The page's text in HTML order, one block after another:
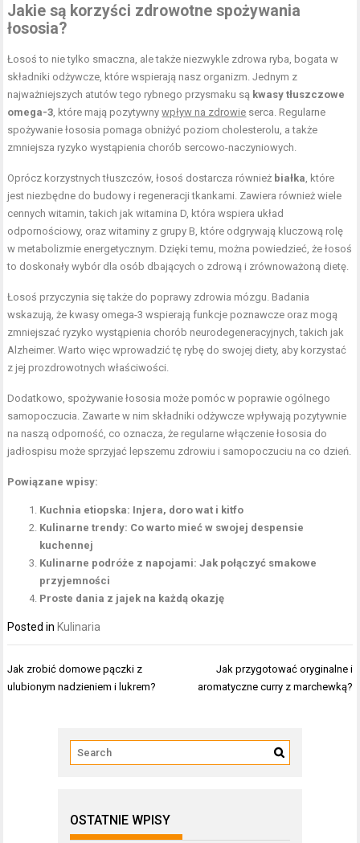
Jakie są korzyści zdrowotne spożywania
łososia?
Łosoś to nie tylko smaczna, ale także niezwykle zdrowa ryba, bogata w
składniki odżywcze, które wspierają nasz organizm. Jednym z
najważniejszych atutów tego rybnego przysmaku są kwasy tłuszczowe
omega-3 , które mają pozytywnywpływ na zdrowie serca. Regularne
spożywanie łososia pomaga obniżyć poziom cholesterolu, a także
zmniejsza ryzyko wystąpienia chorób sercowo-naczyniowych.
Oprócz korzystnych tłuszczów, łosoś dostarcza również białka , które
jest niezbędne do budowy i regeneracji tkankami. Zawiera również wiele
cennych witamin, takich jak witamina D, która wspiera układ
odpornościowy, oraz witaminy z grupy B, które odgrywają kluczową rolę
w metabolizmie energetycznym. Dzięki temu, można powiedzieć, że łosoś
to doskonały wybór dla osób dbających o zdrową i zrównoważoną dietę.
Łosoś przyczynia się także do poprawy zdrowia mózgu. Badania
wskazują, że kwasy omega-3 wspierają funkcje poznawcze oraz mogą
zmniejszać ryzyko wystąpienia chorób neurodegeneracyjnych, takich jak
Alzheimer. Warto więc wprowadzić tę rybę do swojej diety, aby korzystać
z jej prozdrowotnych właściwości.
Dodatkowo, spożywanie łososia może pomóc w poprawie ogólnego
samopoczucia. Zawarte w nim składniki odżywcze wpływają pozytywnie
na naszą odporność, co oznacza, że regularne włączenie łososia do
jadłospisu może sprzyjać lepszemu zdrowiu i samopoczuciu na co dzień.
Powiązane wpisy:
Kuchnia etiopska: Injera, doro wat i kitfo
Kulinarne trendy: Co warto mieć w swojej despensie
kuchennej
Kulinarne podróże z napojami: Jak połączyć smakowe
przyjemności
Proste dania z jajek na każdą okazję
Posted in Kulinaria
Nawigacja
wpisu
Jak zrobić domowe pączki z
ulubionym nadzieniem i lukrem?
Jak przygotować oryginalne i
aromatyczne curry z marchewką?
OSTATNIE WPISY